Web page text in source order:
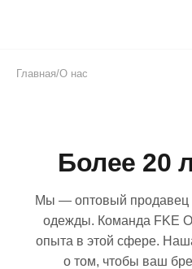
Главная/О нас
Более 20
Мы — оптовый продавец
одежды. Команда FKE
опыта в этой сфере.
о том, чтобы ваш